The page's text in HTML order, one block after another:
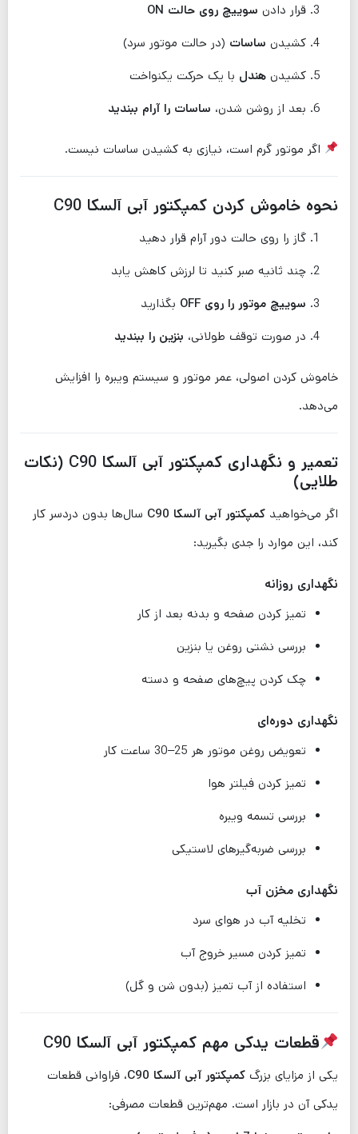
قرار دادن سوییچ روی حالت ON
کشیدن ساسات (در حالت موتور سرد)
کشیدن هندل با یک حرکت یکنواخت
بعد از روشن شدن، ساسات را آرام ببندید
اگر موتور گرم است، نیازی به کشیدن ساسات نیست.
نحوه خاموش کردن کمپکتور آبی آلسکا C90
گاز را روی حالت دور آرام قرار دهید
چند ثانیه صبر کنید تا لرزش کاهش یابد
سوییچ موتور را روی OFF
بگذارید
در صورت توقف طولانی، بنزین را ببندید
خاموش کردن اصولی، عمر موتور و سیستم ویبره را افزایش
می‌دهد.
تعمیر و نگهداری کمپکتور آبی آلسکا C90 (نکات
طلایی)
اگر می‌خواهید کمپکتور آبی آلسکا C90
سال‌ها بدون دردسر کار
کند، این موارد را جدی بگیرید:
نگهداری روزانه
تمیز کردن صفحه و بدنه بعد از کار
بررسی نشتی روغن یا بنزین
چک کردن پیچ‌های صفحه و دسته
نگهداری دوره‌ای
تعویض روغن موتور هر 25–30 ساعت کار
تمیز کردن فیلتر هوا
بررسی تسمه ویبره
بررسی ضربه‌گیرهای لاستیکی
نگهداری مخزن آب
تخلیه آب در هوای سرد
تمیز کردن مسیر خروج آب
استفاده از آب تمیز (بدون شن و گل)
قطعات یدکی مهم کمپکتور آبی آلسکا C90
یکی از مزایای بزرگ کمپکتور آبی آلسکا C90
، فراوانی قطعات
یدکی آن در بازار است. مهم‌ترین قطعات مصرفی: